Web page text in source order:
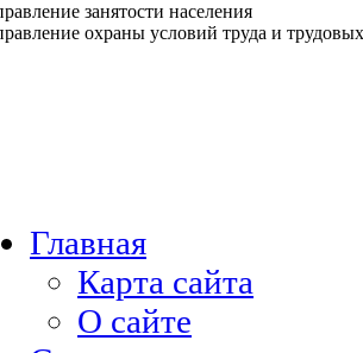
занятости населения
охраны условий труда и
Главная
Карта сайта
О сайте